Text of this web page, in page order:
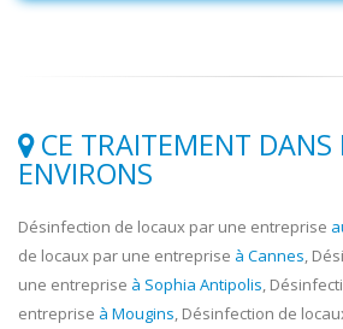
CE TRAITEMENT DANS
ENVIRONS
Désinfection de locaux par une entreprise
de locaux par une entreprise à Cannes,
une entreprise à Sophia Antipolis,
entreprise à Mougins, Désinfection de